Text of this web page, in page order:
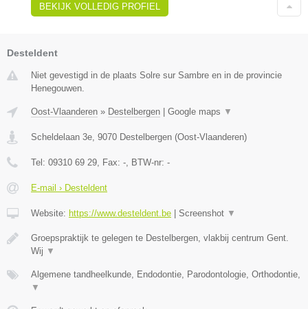
BEKIJK VOLLEDIG PROFIEL
Desteldent
Niet gevestigd in de plaats Solre sur Sambre en in de provincie
Henegouwen.
Oost-Vlaanderen » Destelbergen Google maps ▼
Scheldelaan 3e 9070 Destelbergen (Oost-Vlaanderen)
Tel: 09310 69 29 , Fax: - , BTW-nr: -
E-mail › Desteldent
Website: https://www.desteldent.be Screenshot ▼
Groepspraktijk te gelegen te Destelbergen, vlakbij centrum Gent.
Wij ▼
Algemene tandheelkunde, Endodontie, Parodontologie, Orthodontie,
▼